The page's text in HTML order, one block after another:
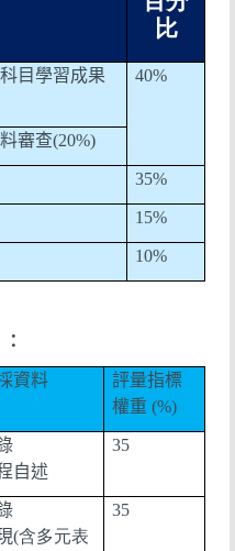
比
目學習成果
40%
審查(20%)
35%
15%
10%
：
資料
評量指標
權重 (%)
自述
35
(含多元表
35